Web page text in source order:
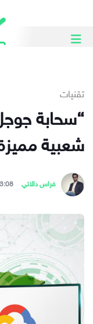
تقنيات
“سحابة
شعبية
فراس دالاتي 3:08 م, الثلاثاء, 10 يناير 2023